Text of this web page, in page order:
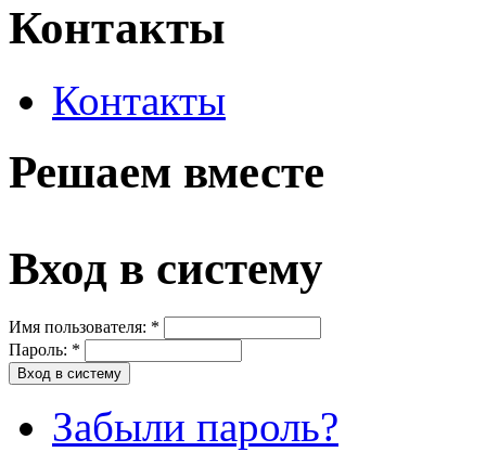
Контакты
Контакты
Решаем вместе
Вход в систему
Имя пользователя: *
Пароль: *
Забыли пароль?